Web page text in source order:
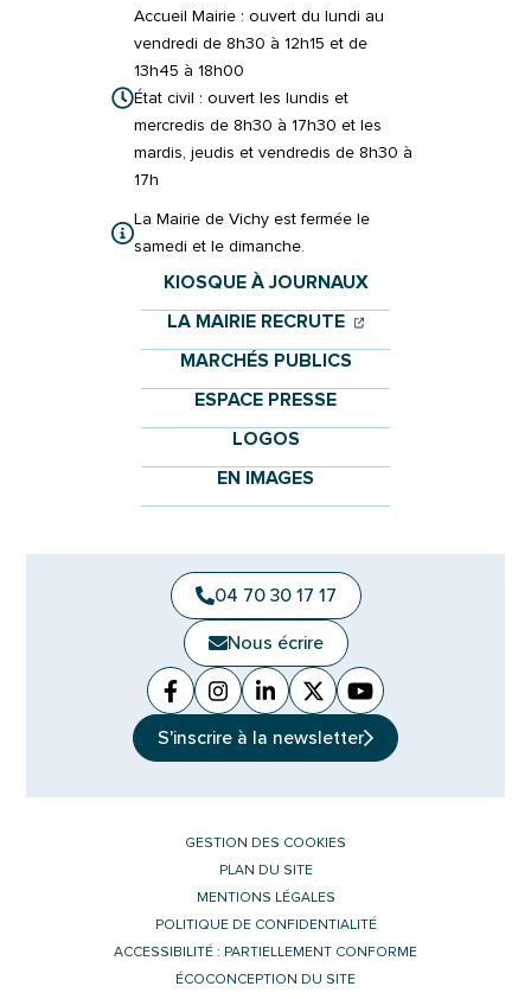
Accueil Mairie : ouvert du lundi au
vendredi de 8h30 à 12h15 et de
13h45 à 18h00
État civil : ouvert les lundis et
mercredis de 8h30 à 17h30 et les
mardis, jeudis et vendredis de 8h30 à
17h
La Mairie de Vichy est fermée le
samedi et le dimanche.
KIOSQUE À JOURNAUX
LA MAIRIE RECRUTE (OUVERTURE
(OUVERTURE
MARCHÉS PUBLICS
ESPACE PRESSE
LOGOS
EN IMAGES
04 70 30 17 17
Nous écrire
Facebook
(ouverture dans un nouvel onglet)
Instagram
(ouverture dans un nouvel
Linkedin
(ouverture dans un nouvel
X (Twitter)
(ouverture dans un
YouTube
(ouverture dans
S'inscrire à la newsletter
GESTION DES COOKIES
PLAN DU SITE
MENTIONS LÉGALES
POLITIQUE DE CONFIDENTIALITÉ
ACCESSIBILITÉ : PARTIELLEMENT CONFORME
ÉCOCONCEPTION DU SITE